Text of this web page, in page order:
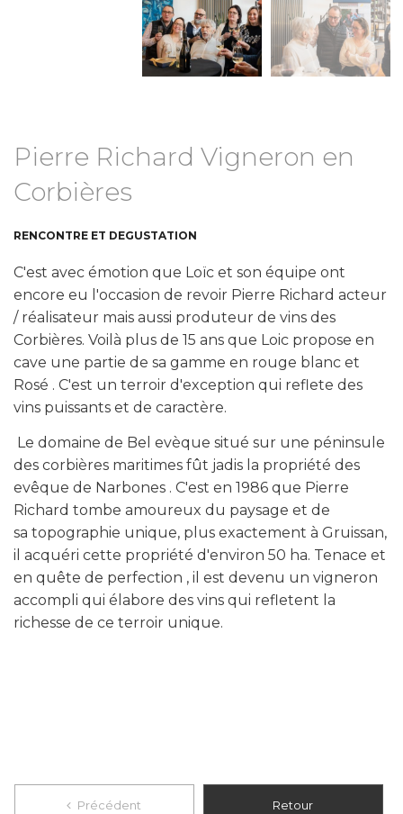
Pierre Richard Vigneron en
Corbières
RENCONTRE ET DEGUSTATION
C'est avec émotion que Loïc et son équipe ont
encore eu l'occasion de revoir Pierre Richard acteur
/ réalisateur mais aussi produteur de vins des
Corbières. Voilà plus de 15 ans que Loic propose en
cave une partie de sa gamme en rouge blanc et
Rosé . C'est un terroir d'exception qui reflete des
vins puissants et de caractère.
Le domaine de Bel evèque situé sur une péninsule
des corbières maritimes fût jadis la propriété des
evêque de Narbones . C'est en 1986 que Pierre
Richard tombe amoureux du paysage et de
sa topographie unique, plus exactement à Gruissan,
il acquéri cette propriété d'environ 50 ha. Tenace et
en quête de perfection , il est devenu un vigneron
accompli qui élabore des vins qui refletent la
richesse de ce terroir unique.
Précédent Retour